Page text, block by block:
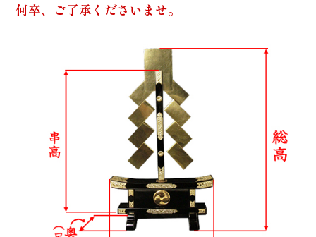
何卒、ご了承くださいませ。